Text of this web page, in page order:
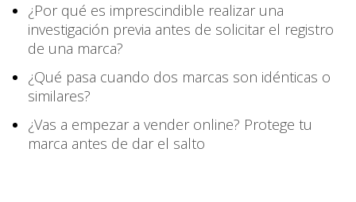
¿Por qué es imprescindible realizar una
investigación previa antes de solicitar el registro
de una marca?
¿Qué pasa cuando dos marcas son idénticas o
similares?
¿Vas a empezar a vender online? Protege tu
marca antes de dar el salto